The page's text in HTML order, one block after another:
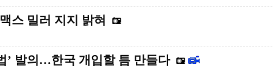
스 밀러 지지 밝혀
’ 발의…한국 개입할 틈 만들다